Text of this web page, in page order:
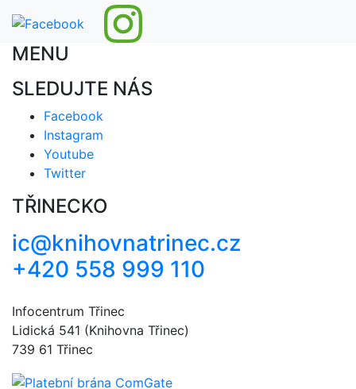
MENU
SLEDUJTE NÁS
Facebook
Instagram
Youtube
Twitter
TŘINECKO
ic@knihovnatrinec.cz
+420 558 999 110
Infocentrum Třinec
Lidická 541 (Knihovna Třinec)
739 61 Třinec